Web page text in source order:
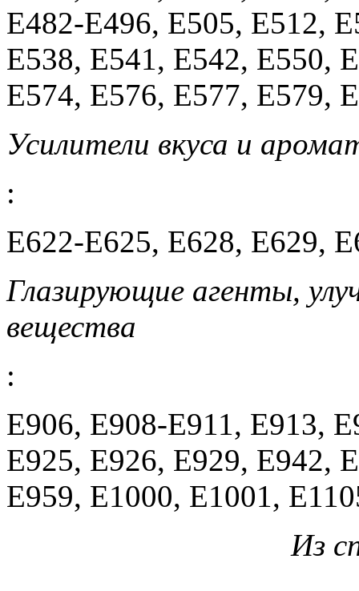
Е482-E496, E505, E512,
E538, E541, E542, E550,
E574, E576, E577, E579,
Усилители вкуса и
:
E622-E625, E628, E629,
Глазирующие агенты,
вещества
:
E906, E908-E911, E913,
Е925, Е926, E929, E942,
E959, E1000, E1001,
Из